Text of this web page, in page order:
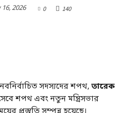
2026 0 140
সদস্যদের শপথ, তারেক
শপথ এবং নতুন মন্ত্রিসভার